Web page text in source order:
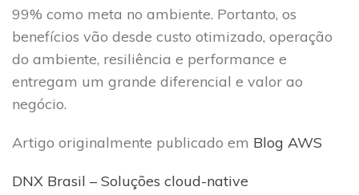
99% como meta no ambiente. Portanto, os
benefícios vão desde custo otimizado, operação
do ambiente, resiliência e performance e
entregam um grande diferencial e valor ao
negócio.
Artigo originalmente publicado em Blog AWS
DNX Brasil – Soluções cloud-native